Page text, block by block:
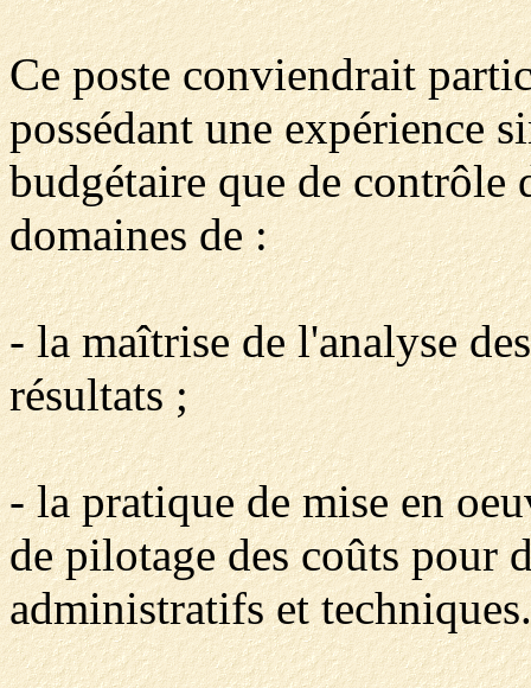
Ce poste conviendrait
possédant une expérience
budgétaire que de contrôle
domaines de :
- la maîtrise de l'analyse
résultats ;
- la pratique de mise en
de pilotage des coûts pour
administratifs et techniques.